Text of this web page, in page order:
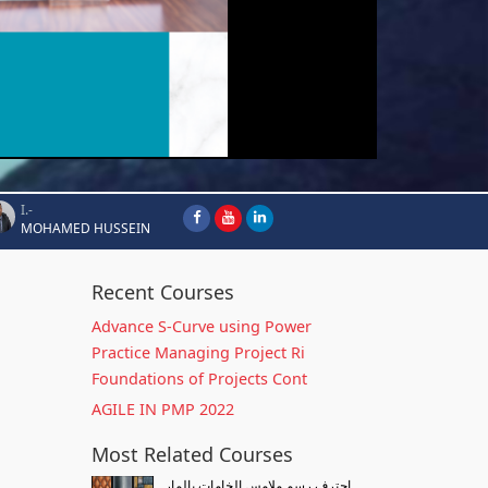
I.-
MOHAMED HUSSEIN
Recent Courses
Advance S-Curve using Power
Practice Managing Project Ri
Foundations of Projects Cont
AGILE IN PMP 2022
Most Related Courses